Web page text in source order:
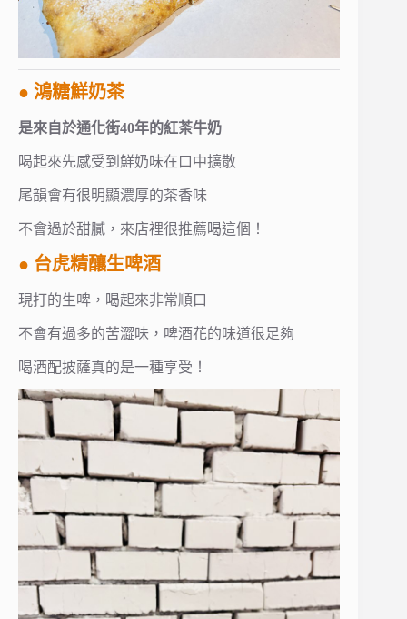
● 鴻糖鮮奶茶
是來自於通化街40年的紅茶牛奶
喝起來先感受到鮮奶味在口中擴散
尾韻會有很明顯濃厚的茶香味
不會過於甜膩，來店裡很推薦喝這個！
● 台虎精釀生啤酒
現打的生啤，喝起來非常順口
不會有過多的苦澀味，啤酒花的味道很足夠
喝酒配披薩真的是一種享受！